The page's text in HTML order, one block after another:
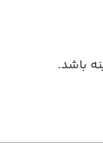
باشد.